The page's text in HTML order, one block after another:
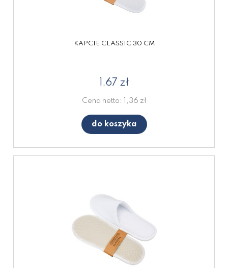
KAPCIE CLASSIC 30 CM
1,67 zł
Cena netto: 1,36 zł
do koszyka